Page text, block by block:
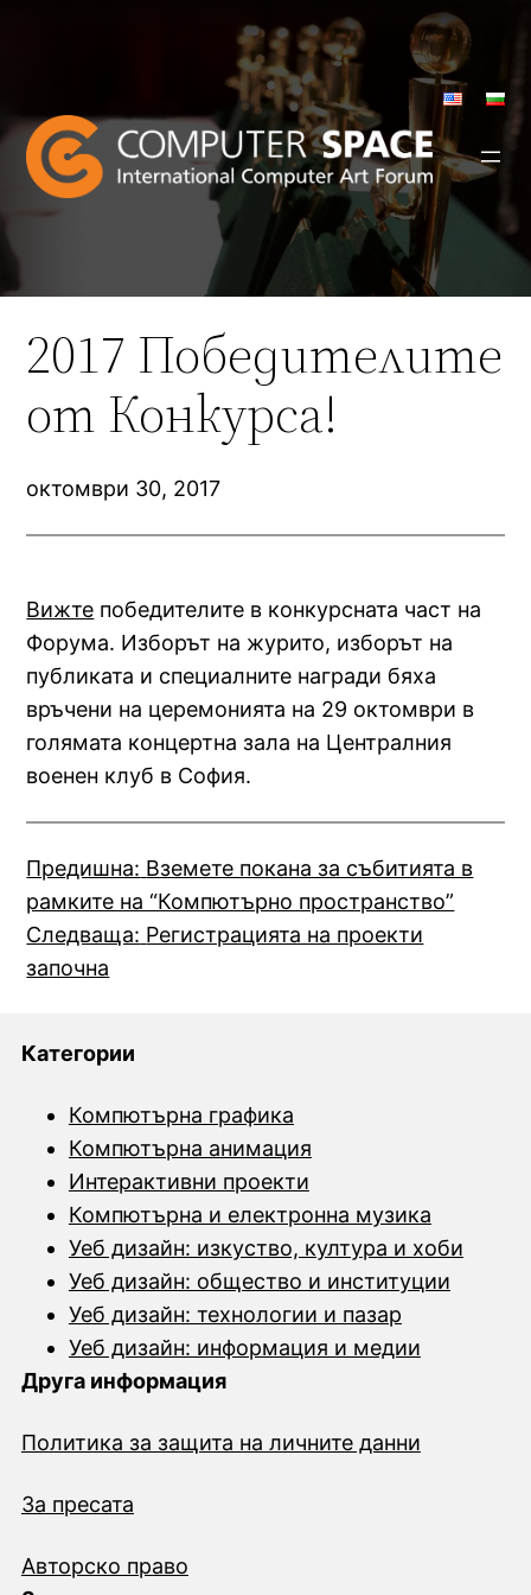
2017 Победителите
от Конкурса!
октомври 30, 2017
Вижте победителите в конкурсната част на
Форума. Изборът на журито, изборът на
публиката и специалните награди бяха
връчени на церемонията на 29 октомври в
голямата концертна зала на Централния
военен клуб в София.
Предишна: Вземете покана за събитията в
рамките на “Компютърно пространство”
Следваща: Регистрацията на проекти
започна
Категории
Компютърна графика
Компютърна анимация
Интерактивни проекти
Компютърна и електронна музика
Уеб дизайн: изкуство, култура и хоби
Уеб дизайн: общество и институции
Уеб дизайн: технологии и пазар
Уеб дизайн: информация и медии
Друга информация
Политика за защита на личните данни
За пресата
Авторско право